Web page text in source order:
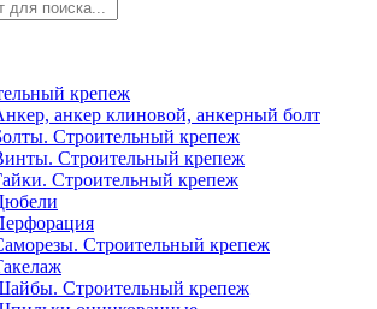
крепеж
анкер клиновой, анкерный болт
Строительный крепеж
Строительный крепеж
Строительный крепеж
Строительный крепеж
Строительный крепеж